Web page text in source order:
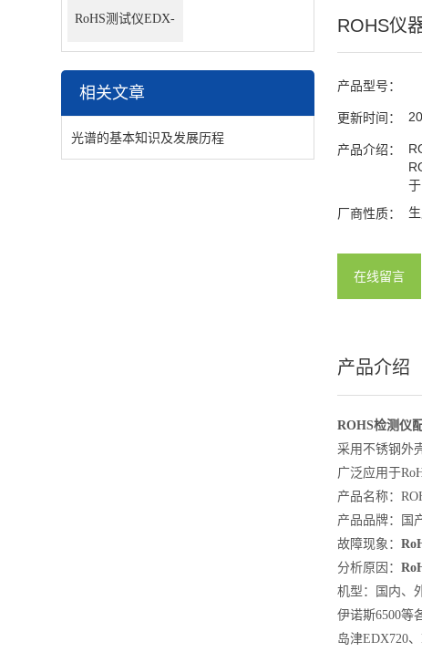
RoHS测试仪EDX-
相关文章
光谱的基本知识及发展历程
ROHS仪
产品型号：
更新时间：
产品介绍：
厂商性质：
在线留言
产品介绍
ROHS检测仪
采用不锈钢外
广泛应用于
产品名称：
产品品牌：国
故障现象：
分析原因：
机型：国内、
伊诺斯6500等
岛津EDX720